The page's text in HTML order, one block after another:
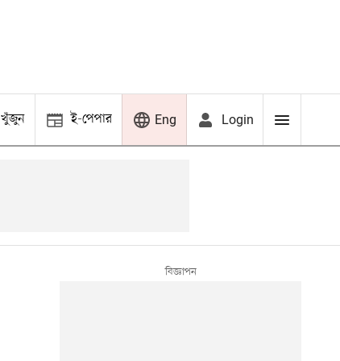
খুঁজুন ই-পেপার Eng Login